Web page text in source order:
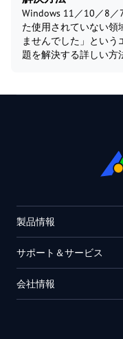
Windows 11／10／8
た使用されていない領
ませんでした」とい
題を解決する詳しい方
製品情報
サポート＆サービス
会社情報